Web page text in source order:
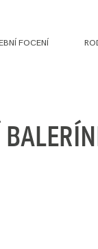
FOCENÍ